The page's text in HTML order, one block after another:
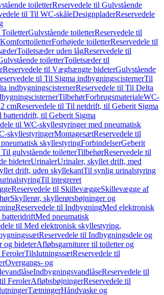
toiletterReservedele til Gulvstående
til Til WC-skåleDesignpladerReservedele
ToiletterGulvstående toiletterReservedele til
Forhøjede toiletterReservedele til
Toiletsæder uden lågReservedele til
toiletterToiletsæder til
Reservedele til Væghængte bideterGulvstående
til Til Sigma indbygningscisternerTil
indbygningscisternerReservedele til Til Delta
TilbehørForbrugsmaterialeWC-
cmReservedele til Til netdrift, til Geberit Sigma
batteridrift, til Geberit Sigma
til WC-skyllestyringer med pneumatisk
skyllestyringerMontagesætReservedele til
skyllestyringForbindelserGeberit
gulvstående toiletterTilbehørReservedele til
bideterUrinalerUrinaler, skyllet drift, med
drift, uden skyllekantTil synlig urinalstyring
Til integreret
Reservedele til SkillevæggeSkillevægge af
Skyllerør, skyllerørsbøjninger og
Reservedele til IndbygningMed elektronisk
batteridriftMed pneumatisk
til Med elektronisk skyllestyring,
Reservedele til Indbygningsdele og
og bideterAfløbsgarniturer til toiletter og
TilslutningssætReservedele til
Overgangs- og
IndbygningsvandlåseReservedele til
FerolerAfløbsbøjningerReservedele til
TætningerHåndvaske og